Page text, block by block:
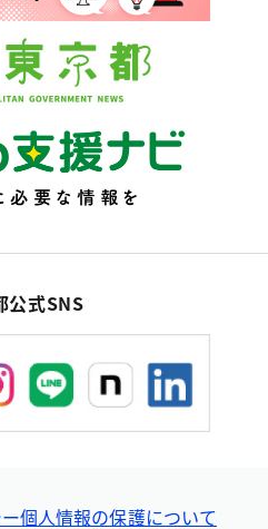
公式SNS
個人情報の保護について